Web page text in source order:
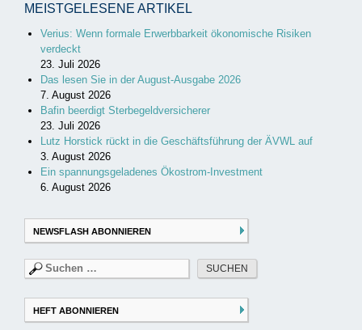
MEISTGELESENE ARTIKEL
Verius: Wenn formale Erwerbbarkeit ökonomische Risiken
verdeckt
23. Juli 2026
Das lesen Sie in der August-Ausgabe 2026
7. August 2026
Bafin beerdigt Sterbegeldversicherer
23. Juli 2026
Lutz Horstick rückt in die Geschäftsführung der ÄVWL auf
3. August 2026
Ein spannungsgeladenes Ökostrom-Investment
6. August 2026
NEWSFLASH ABONNIEREN
Suchen
nach:
HEFT ABONNIEREN